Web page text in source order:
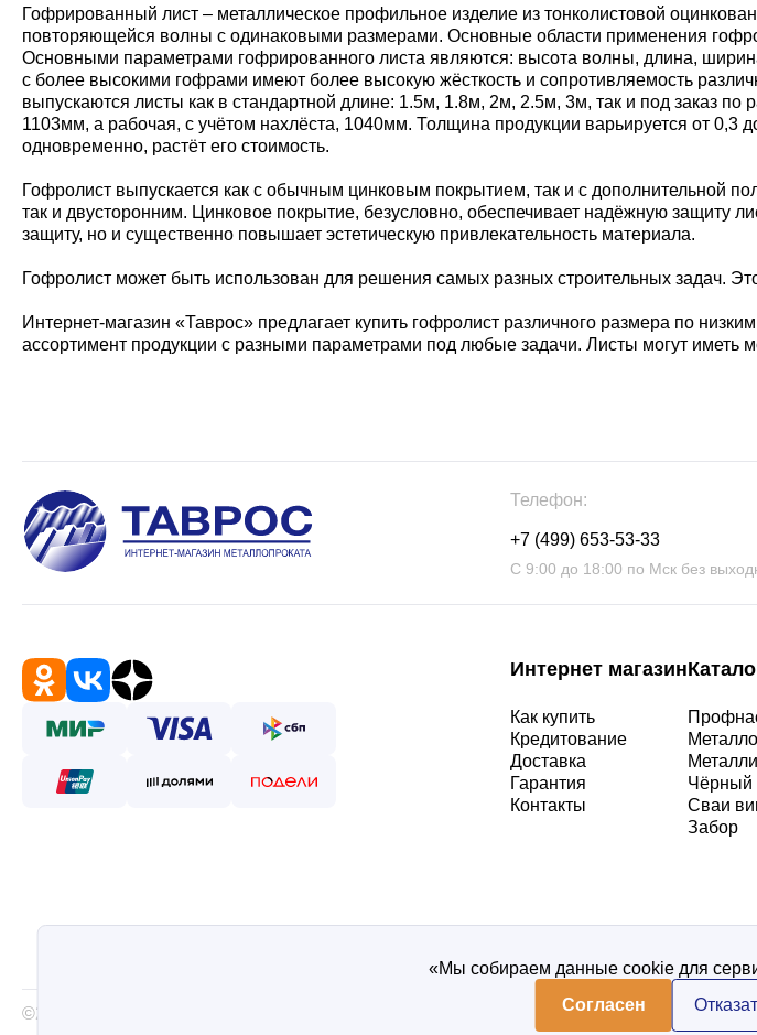
Гофрированный лист – металлическое профильное изделие из тонколистовой
повторяющейся волны с одинаковыми размерами. Основные области применения
Основными параметрами гофрированного листа являются: высота волны, длина,
с более высокими гофрами имеют более высокую жёсткость и сопротивляемость
выпускаются листы как в стандартной длине: 1.5м, 1.8м, 2м, 2.5м, 3м, так и под заказ
1103мм, а рабочая, с учётом нахлёста, 1040мм. Толщина продукции варьируется от
одновременно, растёт его стоимость.
Гофролист выпускается как с обычным цинковым покрытием, так и с дополнительной
так и двусторонним. Цинковое покрытие, безусловно, обеспечивает надёжную защиту
защиту, но и существенно повышает эстетическую привлекательность материала.
Гофролист может быть использован для решения самых разных строительных задач.
Интернет-магазин «Таврос» предлагает купить гофролист различного размера по
ассортимент продукции с разными параметрами под любые задачи. Листы могут
Телефон:
+7 (499) 653-53-33
С 9:00 до 18:00 по Мск без
Интернет магазин
Как купить
Кредитование
Доставка
Гарантия
Контакты
Чёрный
Сваи
Забор
©2026 — Таврос интернет магазин металлопроката
«Мы собираем данные cookie для
Согласен